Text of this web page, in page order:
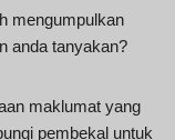
mengumpulkan
anda tanyakan?
maklumat yang
pembekal untuk